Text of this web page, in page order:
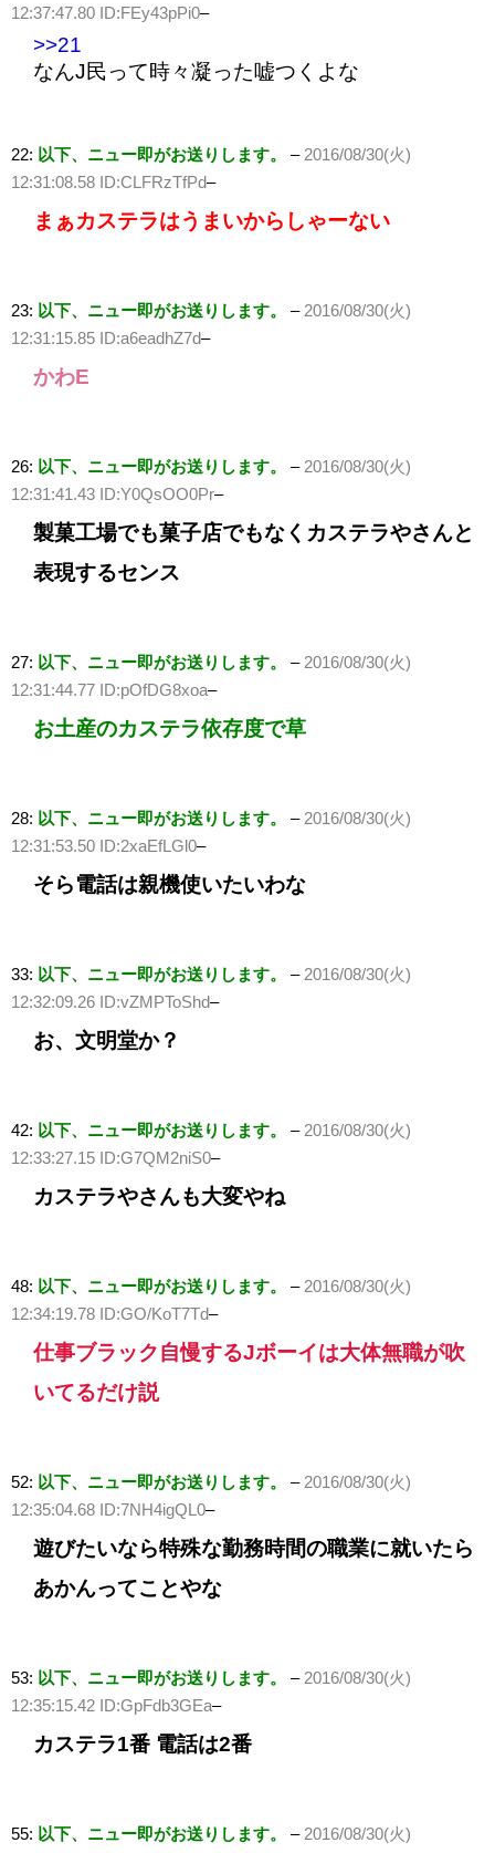
12:37:47.80 ID:FEy43pPi0–
>>21
なんJ民って時々凝った嘘つくよな
22: 以下、ニュー即がお送りします。 –2016/08/30(火)
12:31:08.58 ID:CLFRzTfPd–
まぁカステラはうまいからしゃーない
23: 以下、ニュー即がお送りします。 –2016/08/30(火)
12:31:15.85 ID:a6eadhZ7d–
かわE
26: 以下、ニュー即がお送りします。 –2016/08/30(火)
12:31:41.43 ID:Y0QsOO0Pr–
製菓工場でも菓子店でもなくカステラやさんと
表現するセンス
27: 以下、ニュー即がお送りします。 –2016/08/30(火)
12:31:44.77 ID:pOfDG8xoa–
お土産のカステラ依存度で草
28: 以下、ニュー即がお送りします。 –2016/08/30(火)
12:31:53.50 ID:2xaEfLGl0–
そら電話は親機使いたいわな
33: 以下、ニュー即がお送りします。 –2016/08/30(火)
12:32:09.26 ID:vZMPToShd–
お、文明堂か？
42: 以下、ニュー即がお送りします。 –2016/08/30(火)
12:33:27.15 ID:G7QM2niS0–
カステラやさんも大変やね
48: 以下、ニュー即がお送りします。 –2016/08/30(火)
12:34:19.78 ID:GO/KoT7Td–
仕事ブラック自慢するJボーイは大体無職が吹
いてるだけ説
52: 以下、ニュー即がお送りします。 –2016/08/30(火)
12:35:04.68 ID:7NH4igQL0–
遊びたいなら特殊な勤務時間の職業に就いたら
あかんってことやな
53: 以下、ニュー即がお送りします。 –2016/08/30(火)
12:35:15.42 ID:GpFdb3GEa–
カステラ1番 電話は2番
55: 以下、ニュー即がお送りします。 –2016/08/30(火)